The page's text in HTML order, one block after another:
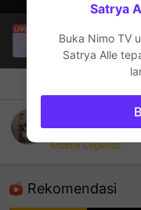
HoneyClubTV
Mobile
Satrya Alle
Mobile Legends
Rekomendasi
Satrya
Buka Nimo TV
Satrya Alle